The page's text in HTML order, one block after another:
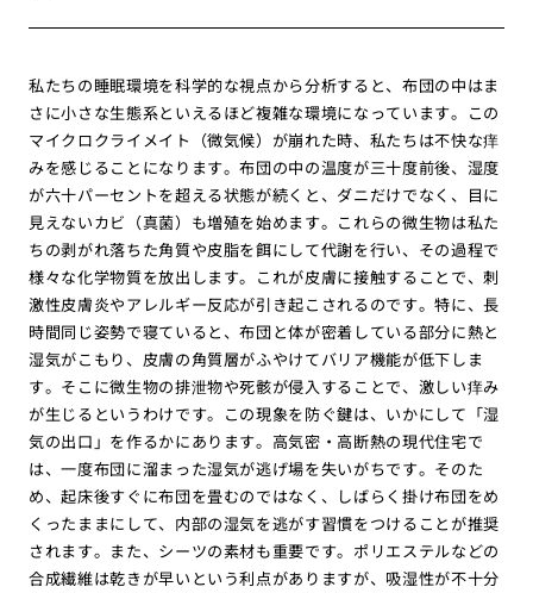
私たちの睡眠環境を科学的な視点から分析すると、布団の中はま
さに小さな生態系といえるほど複雑な環境になっています。この
マイクロクライメイト（微気候）が崩れた時、私たちは不快な痒
みを感じることになります。布団の中の温度が三十度前後、湿度
が六十パーセントを超える状態が続くと、ダニだけでなく、目に
見えないカビ（真菌）も増殖を始めます。これらの微生物は私た
ちの剥がれ落ちた角質や皮脂を餌にして代謝を行い、その過程で
様々な化学物質を放出します。これが皮膚に接触することで、刺
激性皮膚炎やアレルギー反応が引き起こされるのです。特に、長
時間同じ姿勢で寝ていると、布団と体が密着している部分に熱と
湿気がこもり、皮膚の角質層がふやけてバリア機能が低下しま
す。そこに微生物の排泄物や死骸が侵入することで、激しい痒み
が生じるというわけです。この現象を防ぐ鍵は、いかにして「湿
気の出口」を作るかにあります。高気密・高断熱の現代住宅で
は、一度布団に溜まった湿気が逃げ場を失いがちです。そのた
め、起床後すぐに布団を畳むのではなく、しばらく掛け布団をめ
くったままにして、内部の湿気を逃がす習慣をつけることが推奨
されます。また、シーツの素材も重要です。ポリエステルなどの
合成繊維は乾きが早いという利点がありますが、吸湿性が不十分